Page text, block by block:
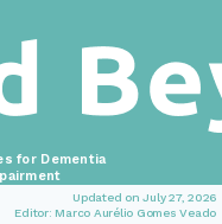
Updated on July 27, 2026
Editor: Marco Aurélio Gomes Veado
for Dementia